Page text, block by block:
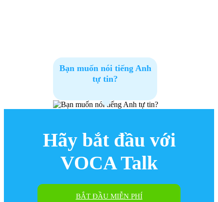
Bạn muốn nói tiếng Anh
tự tin?
Hãy bắt đầu với
VOCA Talk
BẮT ĐẦU MIỄN PHÍ